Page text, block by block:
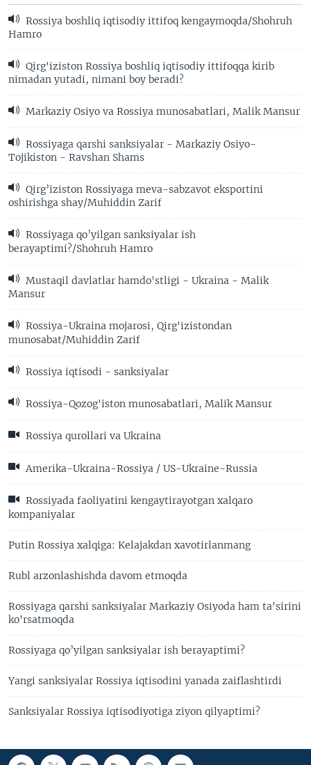
Rossiya boshliq iqtisodiy ittifoq kengaymoqda/Shohruh
Hamro
Qirg'iziston Rossiya boshliq iqtisodiy ittifoqqa kirib
nimadan yutadi, nimani boy beradi?
Markaziy Osiyo va Rossiya munosabatlari, Malik Mansur
Rossiyaga qarshi sanksiyalar - Markaziy Osiyo-
Tojikiston - Ravshan Shams
Qirg’iziston Rossiyaga meva-sabzavot eksportini
oshirishga shay/Muhiddin Zarif
Rossiyaga qo’yilgan sanksiyalar ish
berayaptimi?/Shohruh Hamro
Mustaqil davlatlar hamdo'stligi - Ukraina - Malik
Mansur
Rossiya-Ukraina mojarosi, Qirg'izistondan
munosabat/Muhiddin Zarif
Rossiya iqtisodi - sanksiyalar
Rossiya-Qozog'iston munosabatlari, Malik Mansur
Rossiya qurollari va Ukraina
Amerika-Ukraina-Rossiya / US-Ukraine-Russia
Rossiyada faoliyatini kengaytirayotgan xalqaro
kompaniyalar
Putin Rossiya xalqiga: Kelajakdan xavotirlanmang
Rubl arzonlashishda davom etmoqda
Rossiyaga qarshi sanksiyalar Markaziy Osiyoda ham ta'sirini
ko'rsatmoqda
Rossiyaga qo’yilgan sanksiyalar ish berayaptimi?
Yangi sanksiyalar Rossiya iqtisodini yanada zaiflashtirdi
Sanksiyalar Rossiya iqtisodiyotiga ziyon qilyaptimi?